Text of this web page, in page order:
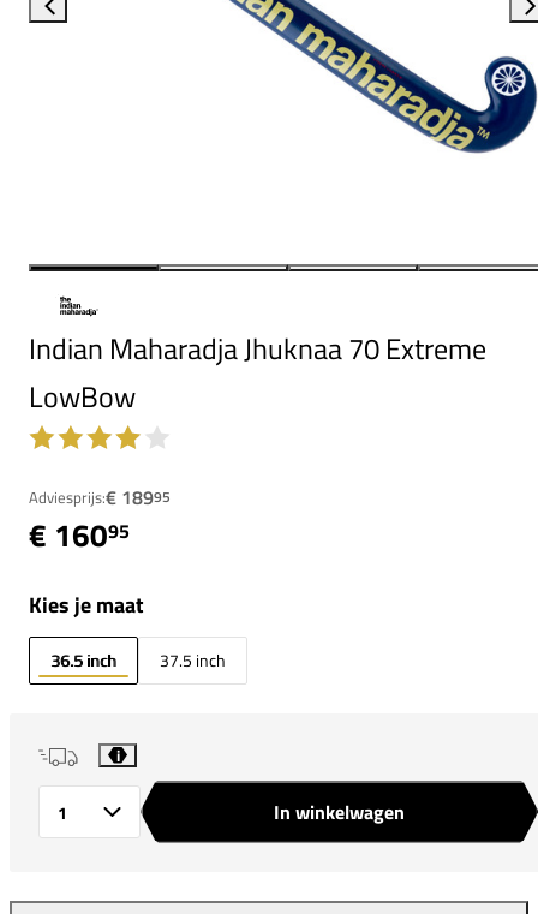
Indian Maharadja Jhuknaa 70 Extreme
LowBow
Adviesprijs:€ 18995
€ 16095
Kies je maat
36.5 inch 37.5 inch
i
In winkelwagen